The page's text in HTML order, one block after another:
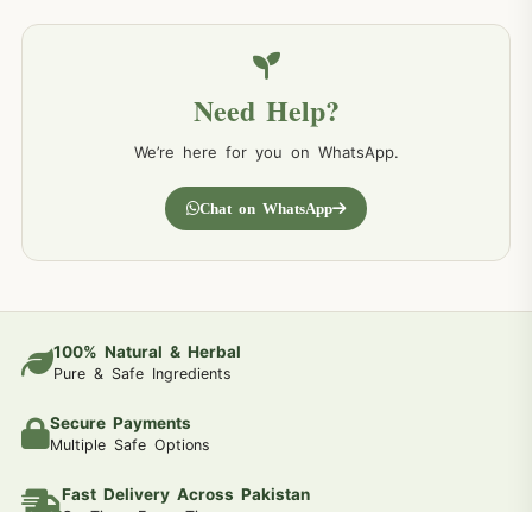
Need Help?
We’re here for you on WhatsApp.
Chat on WhatsApp
100% Natural & Herbal
Pure & Safe Ingredients
Secure Payments
Multiple Safe Options
Fast Delivery Across Pakistan